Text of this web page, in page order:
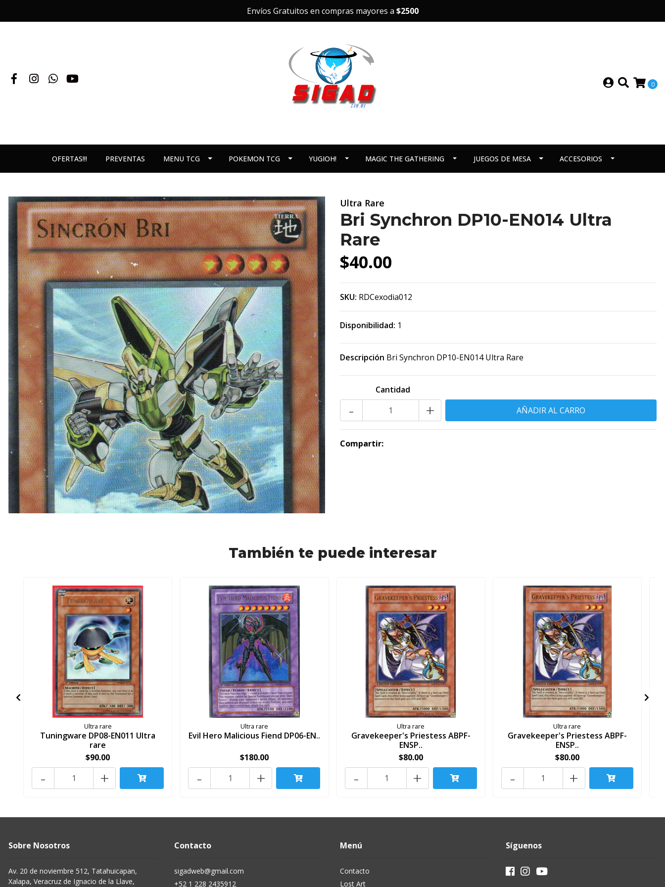
Envíos Gratuitos en compras mayores a $2500
0
OFERTAS!!! PREVENTAS MENU TCG POKEMON TCG YUGIOH! MAGIC THE GATHERING JUEGOS DE MESA ACCESORIOS
Ultra Rare
Bri Synchron DP10-EN014 Ultra
Rare
$40.00
SKU: RDCexodia012
Disponibilidad: 1
Descripción Bri Synchron DP10-EN014 Ultra Rare
Cantidad
+
-
Compartir:
También te puede interesar
Ultra rare
Tuningware DP08-EN011 Ultra
rare
$90.00
+
-
Ultra rare
Evil Hero Malicious Fiend DP06-EN..
$180.00
+
-
Ultra rare
Gravekeeper's Priestess ABPF-
ENSP..
$80.00
+
-
Ultra rare
Gravekeeper's Priestess ABPF-
ENSP..
$80.00
+
-
Sobre Nosotros
Av. 20 de noviembre 512, Tatahuicapan,
Xalapa, Veracruz de Ignacio de la Llave,
Contacto
sigadweb@gmail.com
+52 1 228 2435912
Menú
Contacto
Lost Art
Síguenos